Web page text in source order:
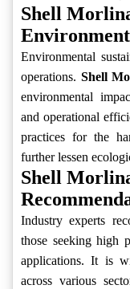
Shell
Environmental
operations. Shell
environmental
and operational
practices for the
further lessen
Shell
Industry experts
those seeking high
applications. It is
across various